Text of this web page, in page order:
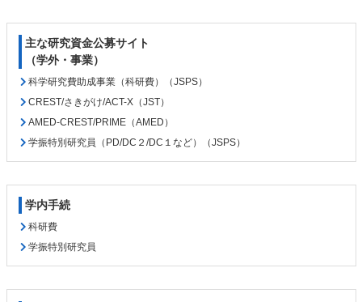
主な研究資金公募サイト
（学外・事業）
科学研究費助成事業（科研費）（JSPS）
CREST/さきがけ/ACT-X（JST）
AMED-CREST/PRIME（AMED）
学振特別研究員（PD/DC２/DC１など）（JSPS）
学内手続
科研費
学振特別研究員